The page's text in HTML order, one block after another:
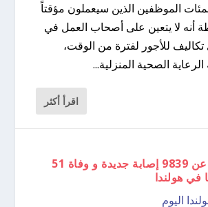
الموظفين الذين سيعملون مؤقتاً
أنه لا يتعين على أصحاب العمل في
للأجور لفترة من الوقت،
الصحية المنزلية...
اقرأ أكثر
تم الإبلاغ اليوم عن 9839 إصابة جديدة و وفاة 51
في هولندا
اليوم